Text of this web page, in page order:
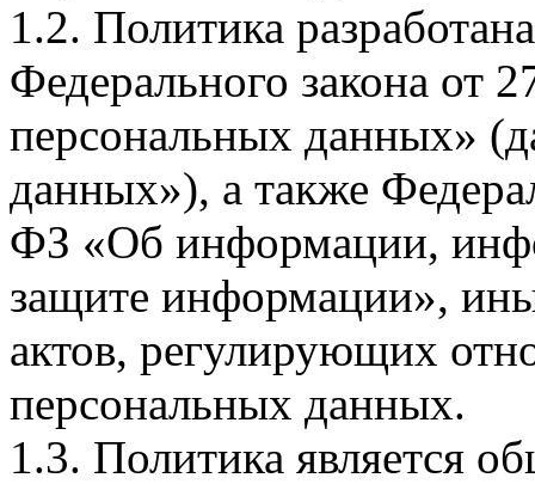
1.2. Политика
Федерального закона
персональных данных»
данных»), а также
ФЗ «Об информации,
защите информации»,
актов, регулирующих
персональных данных.
1.3. Политика является